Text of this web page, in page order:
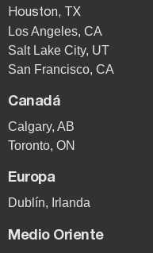
Houston, TX
Los Angeles, CA
Salt Lake City, UT
San Francisco, CA
Canadá
Calgary, AB
Toronto, ON
Europa
Dublín, Irlanda
Medio Oriente